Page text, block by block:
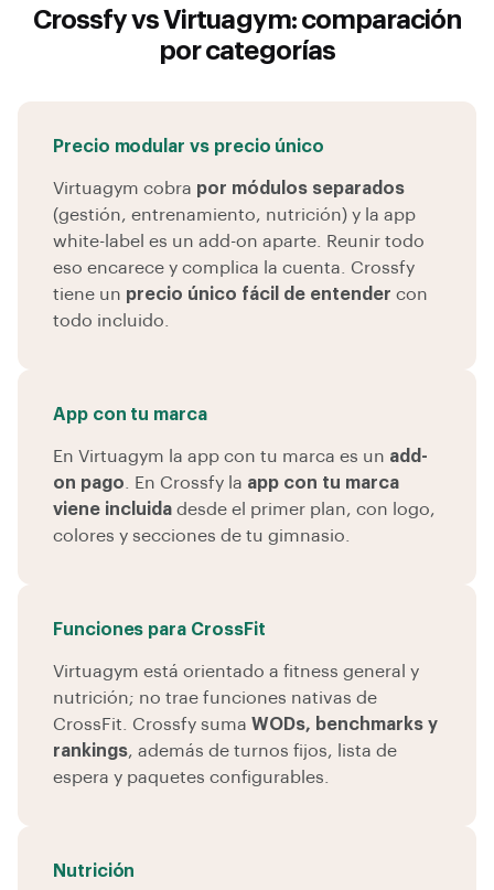
Crossfy vs Virtuagym: comparación
por categorías
Precio modular vs precio único
Virtuagym cobra por módulos separados
(gestión, entrenamiento, nutrición) y la app
white-label es un add-on aparte. Reunir todo
eso encarece y complica la cuenta. Crossfy
tiene un precio único fácil de entender con
todo incluido.
App con tu marca
En Virtuagym la app con tu marca es un add-
on pago . En Crossfy la app con tu marca
viene incluida desde el primer plan, con logo,
colores y secciones de tu gimnasio.
Funciones para CrossFit
Virtuagym está orientado a fitness general y
nutrición; no trae funciones nativas de
CrossFit. Crossfy suma WODs, benchmarks y
rankings, además de turnos fijos, lista de
espera y paquetes configurables.
Nutrición